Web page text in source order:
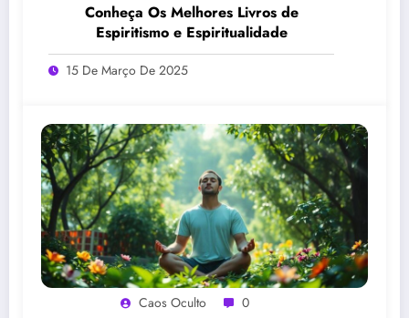
Conheça Os Melhores Livros de
Espiritismo e Espiritualidade
15 De Março De 2025
Caos Oculto 0